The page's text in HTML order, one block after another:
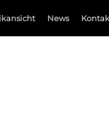
News